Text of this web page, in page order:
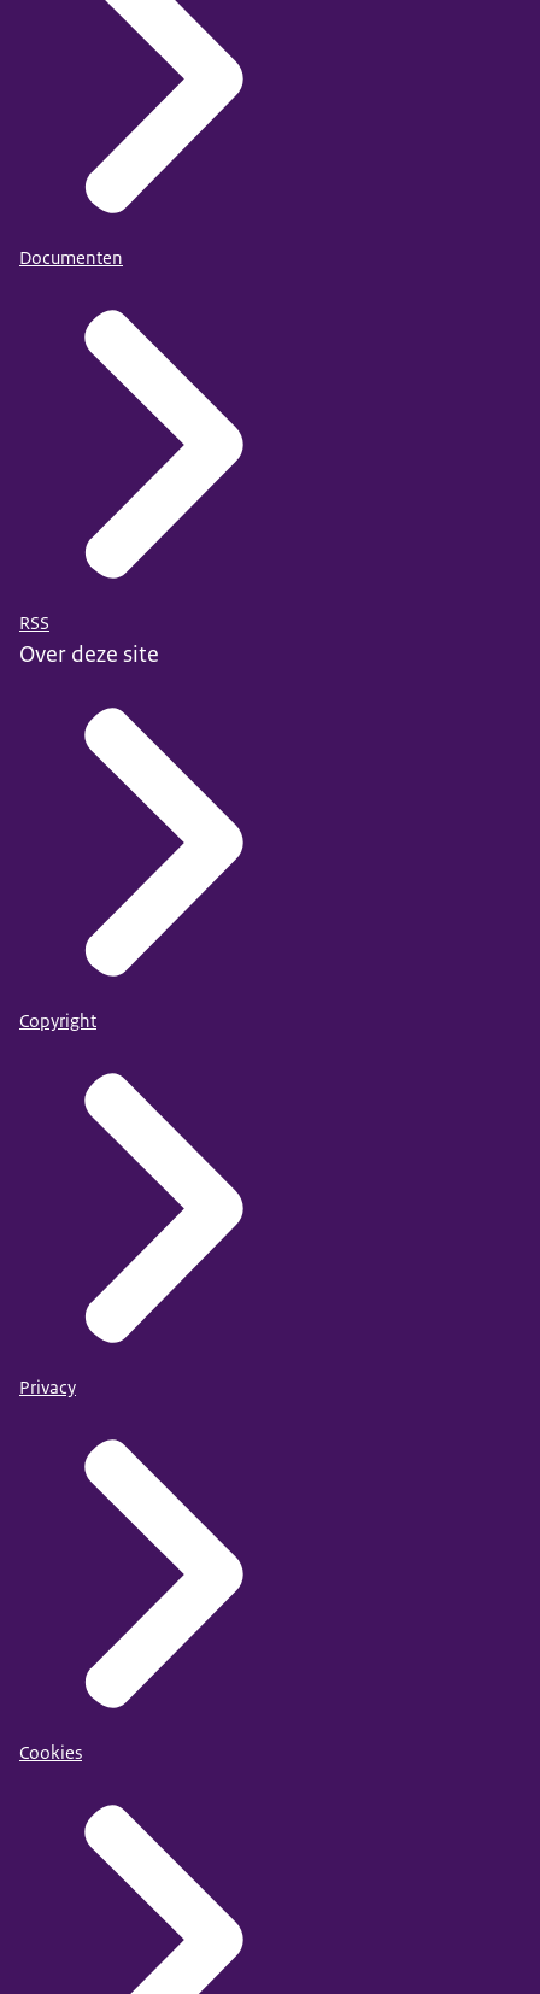
Documenten
RSS
Over deze site
Copyright
Privacy
Cookies